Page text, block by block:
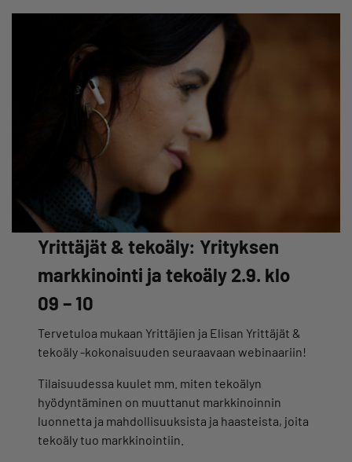
Yrittäjät & tekoäly: Yrityksen
markkinointi ja tekoäly 2.9. klo
09 – 10
Tervetuloa mukaan Yrittäjien ja Elisan Yrittäjät &
tekoäly -kokonaisuuden seuraavaan webinaariin!
Tilaisuudessa kuulet mm. miten tekoälyn
hyödyntäminen on muuttanut markkinoinnin
luonnetta ja mahdollisuuksista ja haasteista, joita
tekoäly tuo markkinointiin.